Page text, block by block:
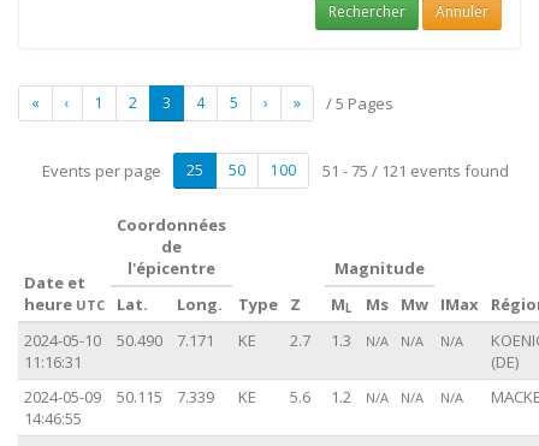
Rechercher Annuler
« ‹ 1 2 3 4 5 › » / 5 Pages
25 50 100
Events per page 51 - 75 / 121 events found
Date et
heure UTC
Coordonnées
de
l'épicentre
Type
Z
Magnitude
IMax
Lat. Long. M L Ms
Mw
2024-05-10
11:16:31
50.490 7.171 KE 2.7 1.3 N/A N/A N/A
(DE)
2024-05-09
14:46:55
50.115 7.339 KE 5.6 1.2 N/A N/A N/A